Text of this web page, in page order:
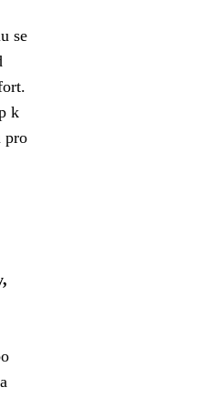
se
k
pro